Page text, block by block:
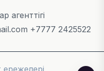
және
агенттігі
+7777 2425522